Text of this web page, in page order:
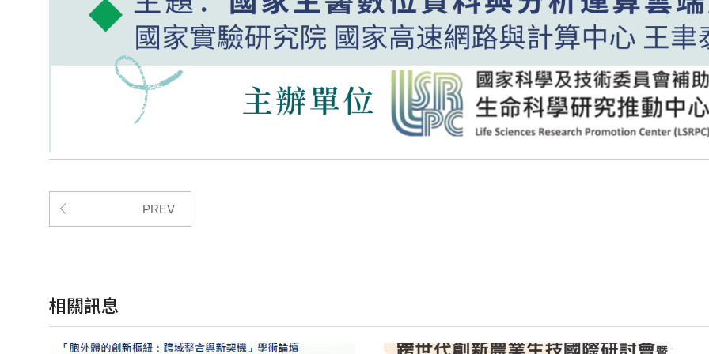
PREV
相關訊息